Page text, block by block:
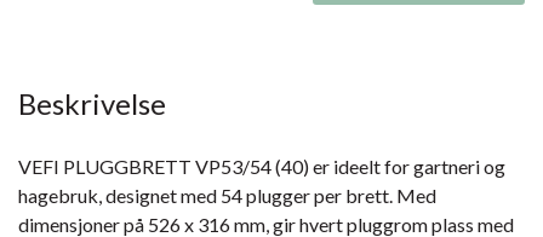
Beskrivelse
VEFI PLUGGBRETT VP53/54 (40) er ideelt for gartneri og
hagebruk, designet med 54 plugger per brett. Med
dimensjoner på 526 x 316 mm, gir hvert pluggrom plass med